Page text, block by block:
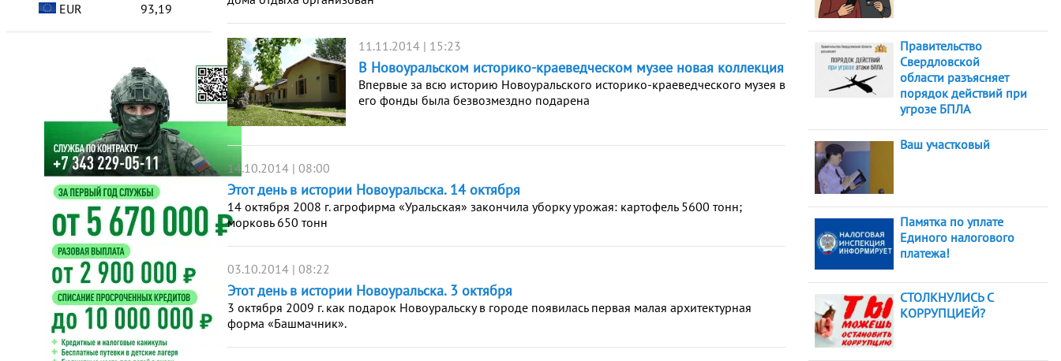
EUR
93,19
11.11.2014 | 15:23
В Новоуральском историко-краеведческом музее новая коллекция
Впервые за всю историю Новоуральского историко-краеведческого музея в
его фонды была безвозмездно подарена
14.10.2014 | 08:00
Этот день в истории Новоуральска. 14 октября
14 октября 2008 г. агрофирма «Уральская» закончила уборку урожая: картофель 5600 тонн;
морковь 650 тонн
03.10.2014 | 08:22
Этот день в истории Новоуральска. 3 октября
3 октября 2009 г. как подарок Новоуральску в городе появилась первая малая архитектурная
форма «Башмачник».
Правительство
Свердловской
области разъясняет
порядок действий при
угрозе БПЛА
Ваш участковый
Памятка по уплате
Единого налогового
платежа!
СТОЛКНУЛИСЬ С
КОРРУПЦИЕЙ?